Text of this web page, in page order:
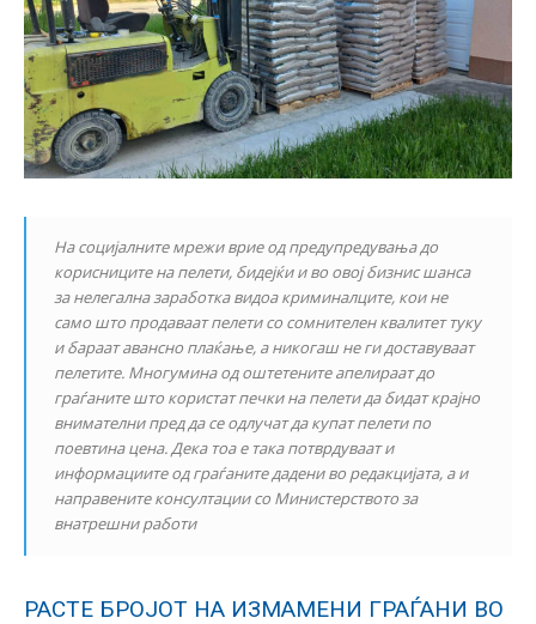
На социјалните мрежи врие од предупредувања до
корисниците на пелети, бидејќи и во овој бизнис шанса
за нелегална заработка видоа криминалците, кои не
само што продаваат пелети со сомнителен квалитет туку
и бараат авансно плаќање, а никогаш не ги доставуваат
пелетите. Многумина од оштетените апелираат до
граѓаните што користат печки на пелети да бидат крајно
внимателни пред да се одлучат да купат пелети по
поевтина цена. Дека тоа е така потврдуваат и
информациите од граѓаните дадени во редакцијата, а и
направените консултации со Министерството за
внатрешни работи
РАСТЕ БРОЈОТ НА ИЗМАМЕНИ ГРАЃАНИ ВО